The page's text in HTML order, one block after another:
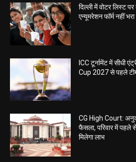
दिल्ली में वोटर लिस्ट
एन्यूमरेशन फॉर्म नहीं
ICC टूर्नामेंट में सीधी
Cup 2027 से पहले
CG High Court:
फैसला, परिवार में पहले
मिलेगा लाभ